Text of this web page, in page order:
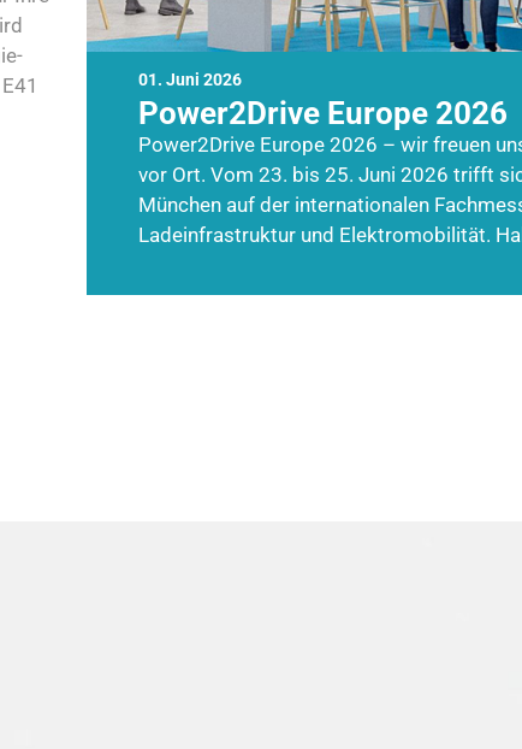
01. Juni 2026
Power2Drive Europe 2026
Power2Drive Europe 2026 – wir freuen
vor Ort. Vom 23. bis 25. Juni 2026 trifft
München auf der internationalen
Ladeinfrastruktur und Elektromobilität.